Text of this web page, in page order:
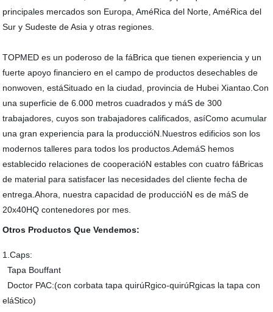
principales mercados son Europa, AméRica del Norte, AméRica del
Sur y Sudeste de Asia y otras regiones.
TOPMED es un poderoso de la fáBrica que tienen experiencia y un
fuerte apoyo financiero en el campo de productos desechables de
nonwoven, estáSituado en la ciudad, provincia de Hubei Xiantao.Con
una superficie de 6.000 metros cuadrados y máS de 300
trabajadores, cuyos son trabajadores calificados, asíComo acumular
una gran experiencia para la produccióN.Nuestros edificios son los
modernos talleres para todos los productos.AdemáS hemos
establecido relaciones de cooperacióN estables con cuatro fáBricas
de material para satisfacer las necesidades del cliente fecha de
entrega.Ahora, nuestra capacidad de produccióN es de máS de
20x40HQ contenedores por mes.
Otros Productos Que Vendemos:
1.Caps:
Tapa Bouffant
Doctor PAC:(con corbata tapa quirúRgico-quirúRgicas la tapa con
eláStico)